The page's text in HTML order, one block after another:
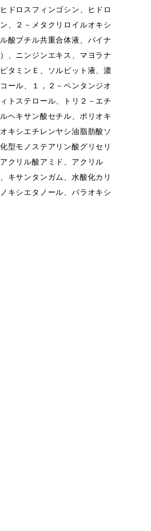
ドロスフィンゴシン、ヒドロ
、２－メタクリロイルオキシ
酸ブチル共重合体液、パイナ
、ニンジンエキス、マヨラナ
タミンＥ、ソルビット液、濃
ール、１，２－ペンタンジオ
トステロール、トリ２－エチ
ヘキサン酸セチル、ポリオキ
キシエチレンヤシ油脂肪酸ソ
型モノステアリン酸グリセリ
クリル酸アミド、アクリル
キサンタンガム、水酸化カリ
キシエタノール、パラオキシ